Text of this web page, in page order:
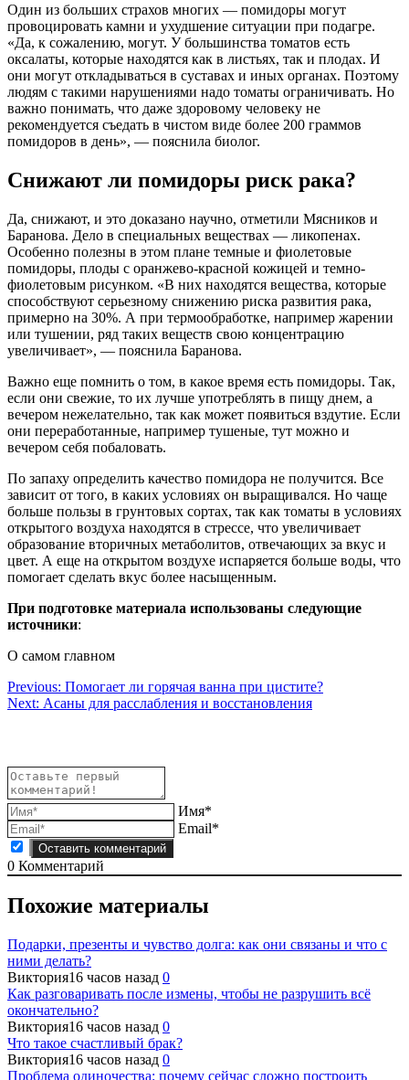
Один из больших страхов многих — помидоры могут
провоцировать камни и ухудшение ситуации при подагре.
«Да, к сожалению, могут. У большинства томатов есть
оксалаты, которые находятся как в листьях, так и плодах. И
они могут откладываться в суставах и иных органах. Поэтому
людям с такими нарушениями надо томаты ограничивать. Но
важно понимать, что даже здоровому человеку не
рекомендуется съедать в чистом виде более 200 граммов
помидоров в день», — пояснила биолог.
Снижают ли помидоры риск рака?
Да, снижают, и это доказано научно, отметили Мясников и
Баранова. Дело в специальных веществах — ликопенах.
Особенно полезны в этом плане темные и фиолетовые
помидоры, плоды с оранжево-красной кожицей и темно-
фиолетовым рисунком. «В них находятся вещества, которые
способствуют серьезному снижению риска развития рака,
примерно на 30%. А при термообработке, например жарении
или тушении, ряд таких веществ свою концентрацию
увеличивает», — пояснила Баранова.
Важно еще помнить о том, в какое время есть помидоры. Так,
если они свежие, то их лучше употреблять в пищу днем, а
вечером нежелательно, так как может появиться вздутие. Если
они переработанные, например тушеные, тут можно и
вечером себя побаловать.
По запаху определить качество помидора не получится. Все
зависит от того, в каких условиях он выращивался. Но чаще
больше пользы в грунтовых сортах, так как томаты в условиях
открытого воздуха находятся в стрессе, что увеличивает
образование вторичных метаболитов, отвечающих за вкус и
цвет. А еще на открытом воздухе испаряется больше воды, что
помогает сделать вкус более насыщенным.
При подготовке материала использованы следующие
источники:
О самом главном
Навигация
по
Previous: Помогает ли горячая ванна при цистите?
Next: Асаны для расслабления и восстановления
Имя*
Email*
0 Комментарий
Похожие материалы
Подарки, презенты и чувство долга: как они связаны и что с
ними делать?
Виктория16 часов назад 0
Как разговаривать после измены, чтобы не разрушить всё
окончательно?
Виктория16 часов назад 0
Что такое счастливый брак?
Виктория16 часов назад 0
Проблема одиночества: почему сейчас сложно построить